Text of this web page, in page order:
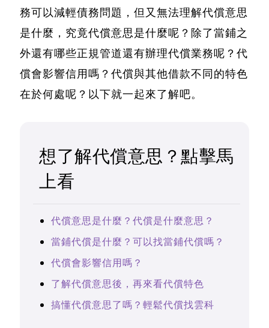
務可以減輕債務問題， 但又無法理解代償意思
是什麼 ，究竟代償意思是什麼呢？除了當鋪之
外還有哪些正規管道還有辦理代償業務呢？ 代
償會影響信用嗎？ 代償與其他借款不同的特色
在於何處呢？以下就一起來了解吧。
想了解代償意思？點擊馬
上看
代償意思是什麼？代償是什麼意思？
當鋪代償是什麼？可以找當鋪代償嗎？
代償會影響信用嗎？
了解代償意思後，再來看代償特色
搞懂代償意思了嗎？輕鬆代償找雲科